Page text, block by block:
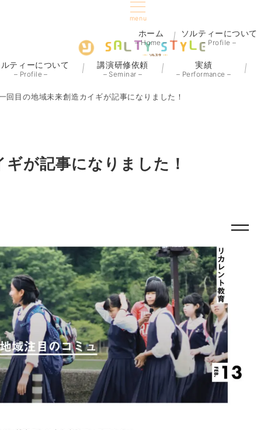
menu
ルティーについて
– Profile –
講演研修依頼
– Seminar –
実績
– Performance –
ホーム
– Home –
ソルティーについて
– Profile –
回目の地域未来創造カイギが記事になりました！
が記事になりました！